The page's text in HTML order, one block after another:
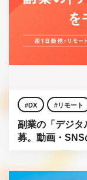
DX リモート
自治体 官公庁
副業の「デジタ
募。動画・SNS